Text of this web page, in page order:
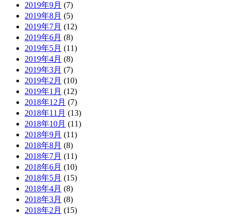
2019年9月 (7)
2019年8月 (5)
2019年7月 (12)
2019年6月 (8)
2019年5月 (11)
2019年4月 (8)
2019年3月 (7)
2019年2月 (10)
2019年1月 (12)
2018年12月 (7)
2018年11月 (13)
2018年10月 (11)
2018年9月 (11)
2018年8月 (8)
2018年7月 (11)
2018年6月 (10)
2018年5月 (15)
2018年4月 (8)
2018年3月 (8)
2018年2月 (15)